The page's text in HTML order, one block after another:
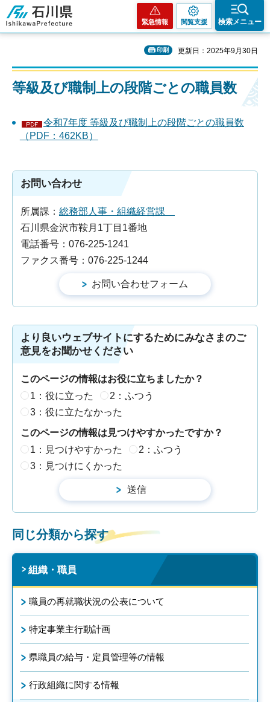
石川県
緊急情報 閲覧支援 検索メニュー
印刷 更新日：2025年9月30日
等級及び職制上の段階ごとの職員数
令和7年度 等級及び職制上の段階ごとの職員数
（PDF：462KB）
お問い合わせ
所属課： 総務部人事・組織経営課
石川県金沢市鞍月1丁目1番地
電話番号：076-225-1241
ファクス番号：076-225-1244
より良いウェブサイトにするためにみなさまのご
意見をお聞かせください
このページの情報はお役に立ちましたか？
1：役に立った
2：ふつう
3：役に立たなかった
このページの情報は見つけやすかったですか？
1：見つけやすかった
2：ふつう
3：見つけにくかった
同じ分類から探す
組織・職員
職員の再就職状況の公表について
特定事業主行動計画
県職員の給与・定員管理等の情報
行政組織に関する情報